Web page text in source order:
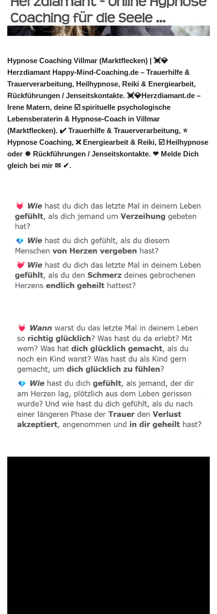
Hypnose Coaching Villmar (Marktflecken) | 💓️💎
Herzdiamant Happy-Mind-Coaching.de – Trauerhilfe &
Trauerverarbeitung, Heilhypnose, Reiki & Energiearbeit,
Rückführungen / Jenseitskontakte. 💓️💎Herzdiamant.de –
Irene Matern, deine ☑️ spirituelle psychologische
Lebensberaterin & Hypnose-Coach in Villmar
(Marktflecken). ✔️ Trauerhilfe & Trauerverarbeitung, ⭐
Hypnose Coaching, ❌ Energiearbeit & Reiki, ☑️ Heilhypnose
oder ✹ Rückführungen / Jenseitskontakte. ❤ Melde Dich
gleich bei mir ✉ ✔.